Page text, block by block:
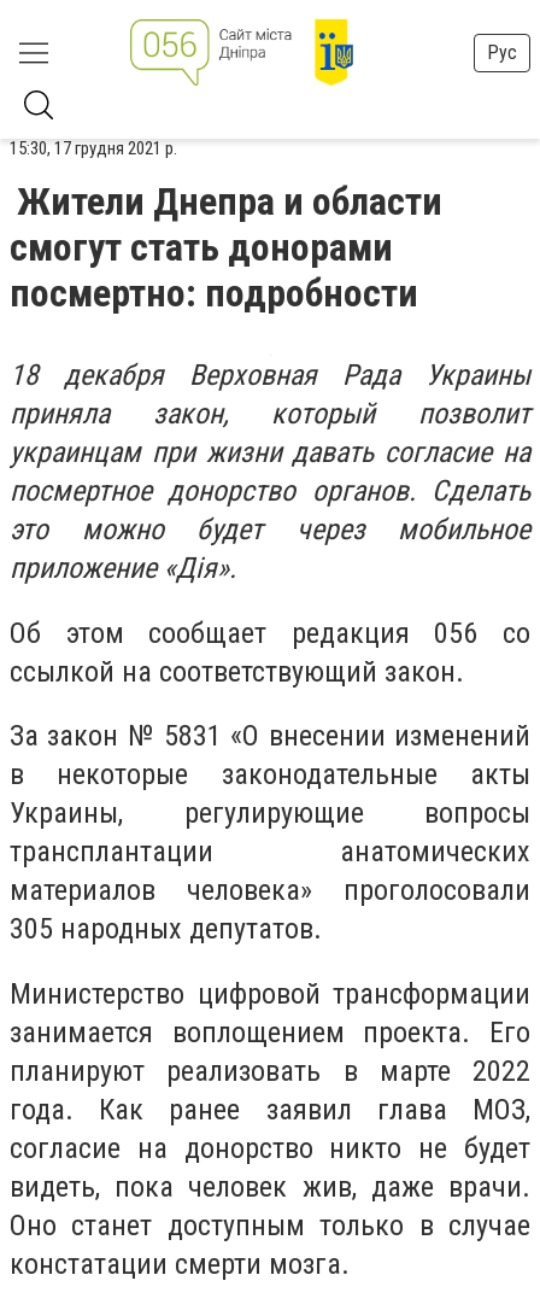
Рус
15:30, 17 грудня 2021 р.
Жители Днепра и области
смогут стать донорами
посмертно: подробности
18 декабря Верховная Рада Украины
приняла закон, который позволит
украинцам при жизни давать согласие на
посмертное донорство органов. Сделать
это можно будет через мобильное
приложение «Дія».
Об этом сообщает редакция 056 со
ссылкой на соответствующий закон.
За закон № 5831 «О внесении изменений
в некоторые законодательные акты
Украины, регулирующие вопросы
трансплантации анатомических
материалов человека» проголосовали
305 народных депутатов.
Министерство цифровой трансформации
занимается воплощением проекта. Его
планируют реализовать в марте 2022
года. Как ранее заявил глава МОЗ,
согласие на донорство никто не будет
видеть, пока человек жив, даже врачи.
Оно станет доступным только в случае
констатации смерти мозга.